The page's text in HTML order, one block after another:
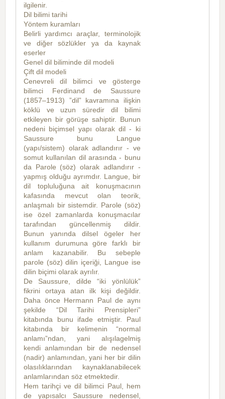
ilgilenir.
Dil bilimi tarihi
Yöntem kuramları
Belirli yardımcı araçlar, terminolojik
ve diğer sözlükler ya da kaynak
eserler
Genel dil biliminde dil modeli
Çift dil modeli
Cenevreli dil bilimci ve gösterge
bilimci Ferdinand de Saussure
(1857–1913) ”dil” kavramına ilişkin
köklü ve uzun süredir dil bilimi
etkileyen bir görüşe sahiptir. Bunun
nedeni biçimsel yapı olarak dil - ki
Saussure bunu Langue
(yapı/sistem) olarak adlandırır - ve
somut kullanılan dil arasında - bunu
da Parole (söz) olarak adlandırır -
yapmış olduğu ayrımdır. Langue, bir
dil topluluğuna ait konuşmacının
kafasında mevcut olan teorik,
anlaşmalı bir sistemdir. Parole (söz)
ise özel zamanlarda konuşmacılar
tarafından güncellenmiş dildir.
Bunun yanında dilsel ögeler her
kullanım durumuna göre farklı bir
anlam kazanabilir. Bu sebeple
parole (söz) dilin içeriği, Langue ise
dilin biçimi olarak ayrılır.
De Saussure, dilde “iki yönlülük”
fikrini ortaya atan ilk kişi değildir.
Daha önce Hermann Paul de aynı
şekilde “Dil Tarihi Prensipleri”
kitabında bunu ifade etmiştir. Paul
kitabında bir kelimenin “normal
anlamı”ndan, yani alışılagelmiş
kendi anlamından bir de nedensel
(nadir) anlamından, yani her bir dilin
olasılıklarından kaynaklanabilecek
anlamlarından söz etmektedir.
Hem tarihçi ve dil bilimci Paul, hem
de yapısalcı Saussure nedensel,